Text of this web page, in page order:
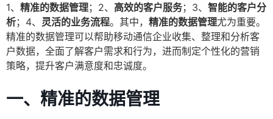
1、 精准的数据管理；2、 高效的客户服务；3、 智能的客户分
析；4、 灵活的业务流程。其中， 精准的数据管理尤为重要。
精准的数据管理可以帮助移动通信企业收集、整理和分析客
户数据，全面了解客户需求和行为，进而制定个性化的营销
策略，提升客户满意度和忠诚度。
一、精准的数据管理